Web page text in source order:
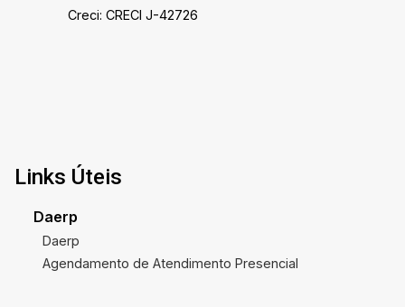
Creci: CRECI J-42726
Links Úteis
Daerp
Daerp
Agendamento de Atendimento Presencial